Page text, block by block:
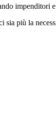
impenditori
sia più la